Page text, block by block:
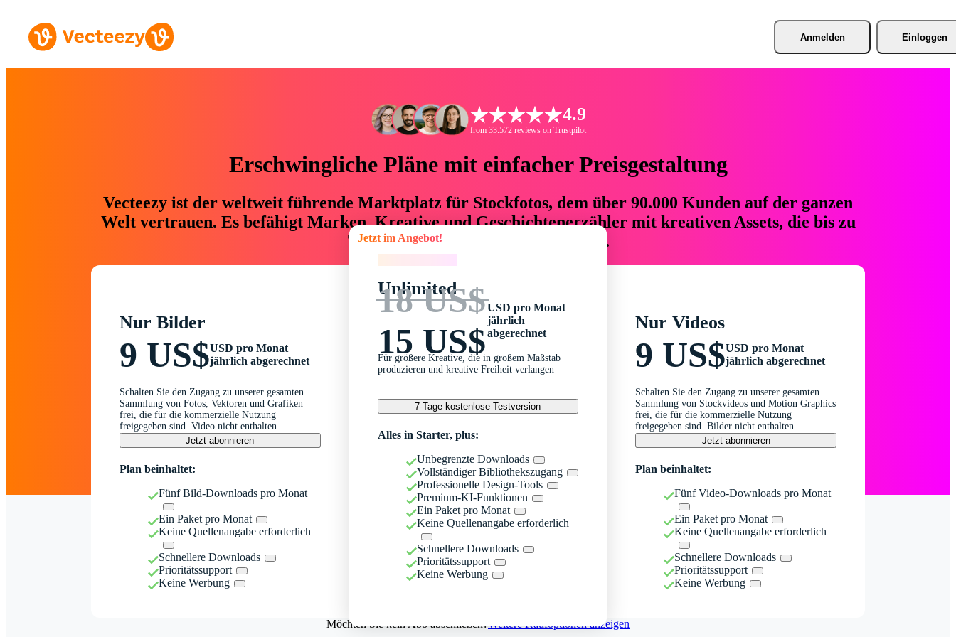
Anmelden Einloggen
4.9
from 33.572 reviews on Trustpilot
Erschwingliche Pläne mit einfacher Preisgestaltung
Vecteezy ist der weltweit führende Marktplatz für Stockfotos, dem über 90.000 Kunden auf der ganzen
Welt vertrauen. Es befähigt Marken, Kreative und Geschichtenerzähler mit kreativen Assets, die bis zu
76 % an Zeit und Budget einsparen.
Nur Bilder
9 US$USD pro Monat
jährlich abgerechnet
Schalten Sie den Zugang zu unserer gesamten
Sammlung von Fotos, Vektoren und Grafiken
frei, die für die kommerzielle Nutzung
freigegeben sind. Video nicht enthalten.
Jetzt abonnieren
Plan beinhaltet:
Fünf Bild-Downloads pro Monat
Ein Paket pro Monat
Keine Quellenangabe erforderlich
Schnellere Downloads
Prioritätssupport
Keine Werbung
Jetzt im Angebot!
Unlimited
18 US$
15 US$
USD pro Monat
jährlich
abgerechnet
Für größere Kreative, die in großem Maßstab
produzieren und kreative Freiheit verlangen
7-Tage kostenlose Testversion
Alles in Starter, plus:
Unbegrenzte Downloads
Vollständiger Bibliothekszugang
Professionelle Design-Tools
Premium-KI-Funktionen
Ein Paket pro Monat
Keine Quellenangabe erforderlich
Schnellere Downloads
Prioritätssupport
Keine Werbung
Nur Videos
9 US$USD pro Monat
jährlich abgerechnet
Schalten Sie den Zugang zu unserer gesamten
Sammlung von Stockvideos und Motion Graphics
frei, die für die kommerzielle Nutzung
freigegeben sind. Bilder nicht enthalten.
Jetzt abonnieren
Plan beinhaltet:
Fünf Video-Downloads pro Monat
Ein Paket pro Monat
Keine Quellenangabe erforderlich
Schnellere Downloads
Prioritätssupport
Keine Werbung
Möchten Sie kein Abo abschließen?Weitere Kaufoptionen anzeigen